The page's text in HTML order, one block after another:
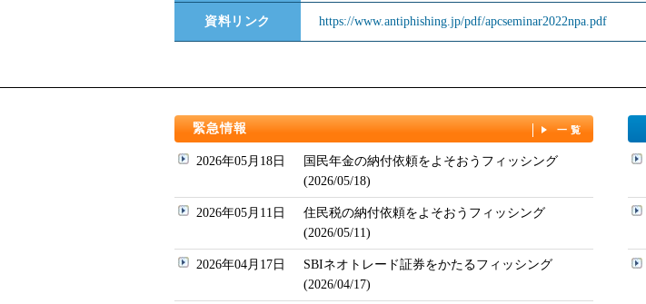
資料リンク https://www.antiphishing.jp/pdf/apcseminar2022npa.pdf
緊急情報 一覧
2026年05月18日
国民年金の納付依頼をよそおうフィッシング
(2026/05/18)
2026年05月11日
住民税の納付依頼をよそおうフィッシング
(2026/05/11)
2026年04月17日
SBIネオトレード証券をかたるフィッシング
(2026/04/17)